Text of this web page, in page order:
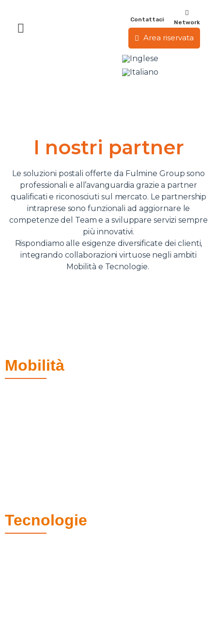
Contattaci Network
Area riservata
I nostri partner
Le soluzioni postali offerte da Fulmine Group sono
professionali e all’avanguardia grazie a partner
qualificati e riconosciuti sul mercato. Le partnership
intraprese sono funzionali ad aggiornare le
competenze del Team e a sviluppare servizi sempre
più innovativi.
Rispondiamo alle esigenze diversificate dei clienti,
integrando collaborazioni virtuose negli ambiti
Mobilità e Tecnologie.
Mobilità
Tecnologie